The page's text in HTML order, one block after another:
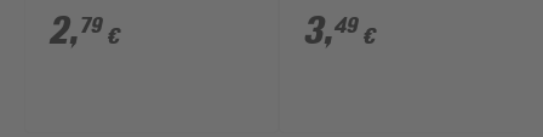
2,79 € 3,49 €